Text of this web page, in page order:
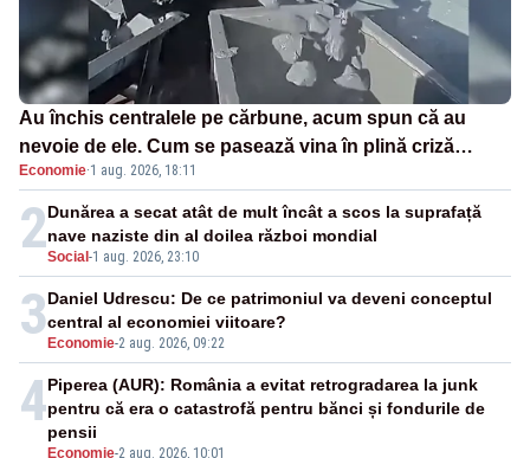
Au închis centralele pe cărbune, acum spun că au
nevoie de ele. Cum se pasează vina în plină criză
energetică
Economie·1 aug. 2026, 18:11
2Social -1 aug. 2026, 23:10
Dunărea a secat atât de mult încât a scos la suprafață
nave naziste din al doilea război mondial
3 Economie-2 aug. 2026, 09:22
Daniel Udrescu: De ce patrimoniul va deveni conceptul
central al economiei viitoare?
4
Economie-2 aug. 2026, 10:01
Piperea (AUR): România a evitat retrogradarea la junk
pentru că era o catastrofă pentru bănci și fondurile de
pensii